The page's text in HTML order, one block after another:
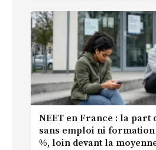
NEET en France : la part
sans emploi ni formation
%, loin devant la